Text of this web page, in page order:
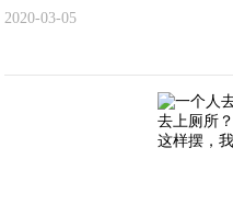
2020-03-05